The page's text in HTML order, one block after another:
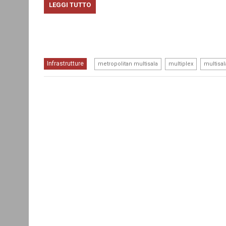
LEGGI TUTTO
Infrastrutture metropolitan multisala multiplex